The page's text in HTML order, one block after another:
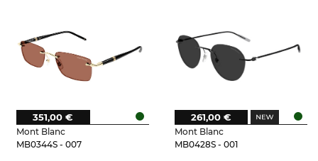
Mont Blanc
MB0344S - 007
351,00 €
Mont Blanc
MB0428S - 001
261,00 €